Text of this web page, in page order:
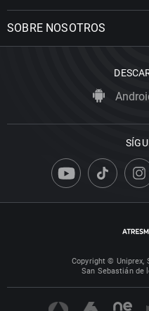
SOBRE NOSOTROS
Copyright © Uniprex,
San Sebastián de